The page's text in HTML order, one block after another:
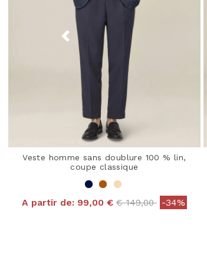
Veste homme sans doublure 100 % lin,
coupe classique
A partir de: 99,00 € Price reduced from
€ 149,00to-34%